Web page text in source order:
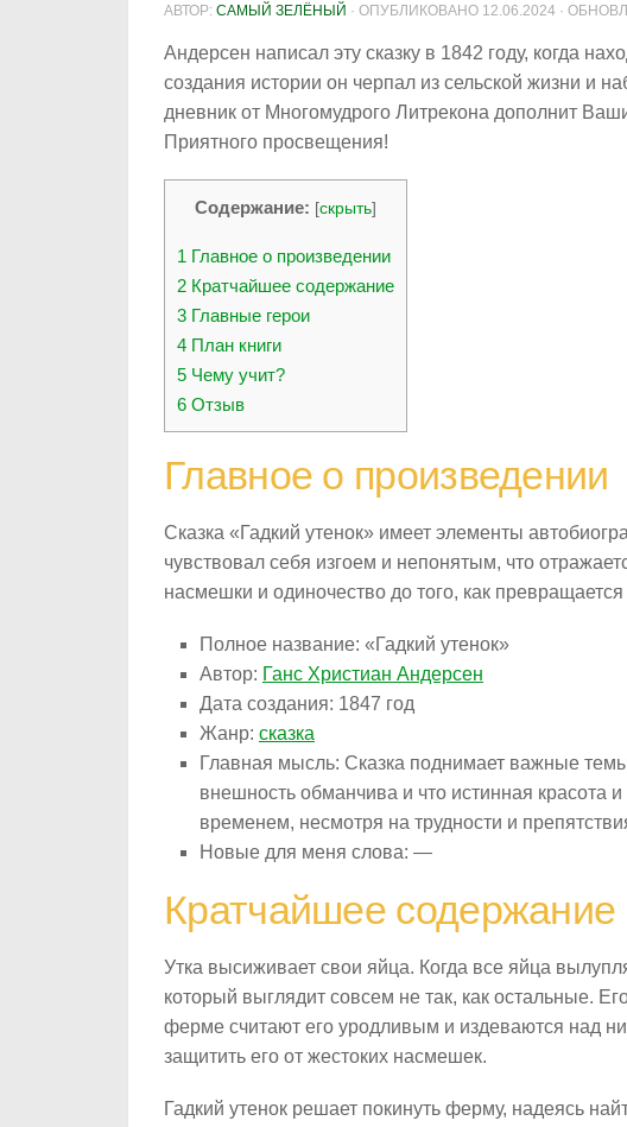
АВТОР: САМЫЙ ЗЕЛЁНЫЙ · ОПУБЛИКОВАНО 12.06.2024 ·
Андерсен написал эту сказку в 1842 году, когда
создания истории он черпал из сельской жизни и
дневник от Многомудрого Литрекона дополнит
Приятного просвещения!
Содержание: [скрыть]
1 Главное о произведении
2 Кратчайшее содержание
3 Главные герои
4 План книги
5 Чему учит?
6 Отзыв
Главное о произведении
Сказка «Гадкий утенок» имеет элементы
чувствовал себя изгоем и непонятым, что
насмешки и одиночество до того, как
Полное название: «Гадкий утенок»
Автор: Ганс Христиан Андерсен
Дата создания: 1847 год
Жанр: сказка
Главная мысль: Сказка поднимает важные
внешность обманчива и что истинная красота
временем, несмотря на трудности и
Новые для меня слова: —
Кратчайшее содержание
Утка высиживает свои яйца. Когда все яйца
который выглядит совсем не так, как остальные.
ферме считают его уродливым и издеваются над
защитить его от жестоких насмешек.
Гадкий утенок решает покинуть ферму, надеясь